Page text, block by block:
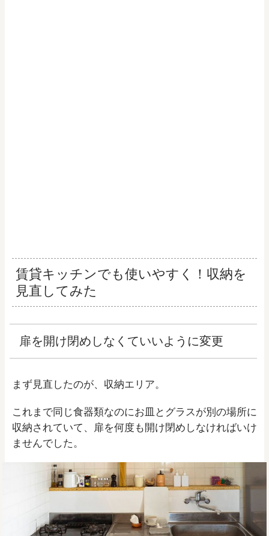
賃貸キッチンでも使いやすく！収納を
見直してみた
扉を開け閉めしなくていいように変更
まず見直したのが、収納エリア。
これまで同じ食器類なのにお皿とグラスが別の場所に
収納されていて、扉を何度も開け閉めしなければいけ
ませんでした。